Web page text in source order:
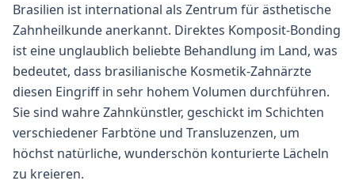
Brasilien ist international als Zentrum für ästhetische
Zahnheilkunde anerkannt. Direktes Komposit-Bonding
ist eine unglaublich beliebte Behandlung im Land, was
bedeutet, dass brasilianische Kosmetik-Zahnärzte
diesen Eingriff in sehr hohem Volumen durchführen.
Sie sind wahre Zahnkünstler, geschickt im Schichten
verschiedener Farbtöne und Transluzenzen, um
höchst natürliche, wunderschön konturierte Lächeln
zu kreieren.